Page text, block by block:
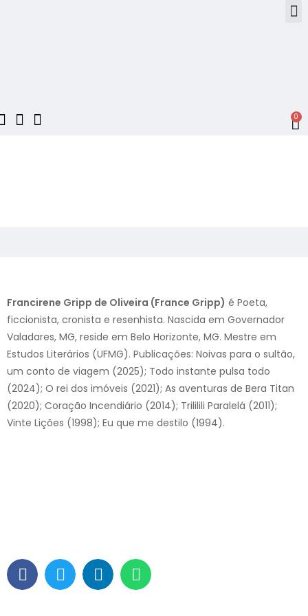
0
Francirene Gripp de Oliveira (France Gripp) é Poeta,
ficcionista, cronista e resenhista. Nascida em Governador
Valadares, MG, reside em Belo Horizonte, MG. Mestre em
Estudos Literários (UFMG). Publicações: Noivas para o sultão,
um conto de viagem (2025); Todo instante pulsa todo
(2024); O rei dos imóveis (2021); As aventuras de Bera Titan
(2020); Coração Incendiário (2014); Trililili Paralelá (2011);
Vinte Lições (1998); Eu que me destilo (1994).